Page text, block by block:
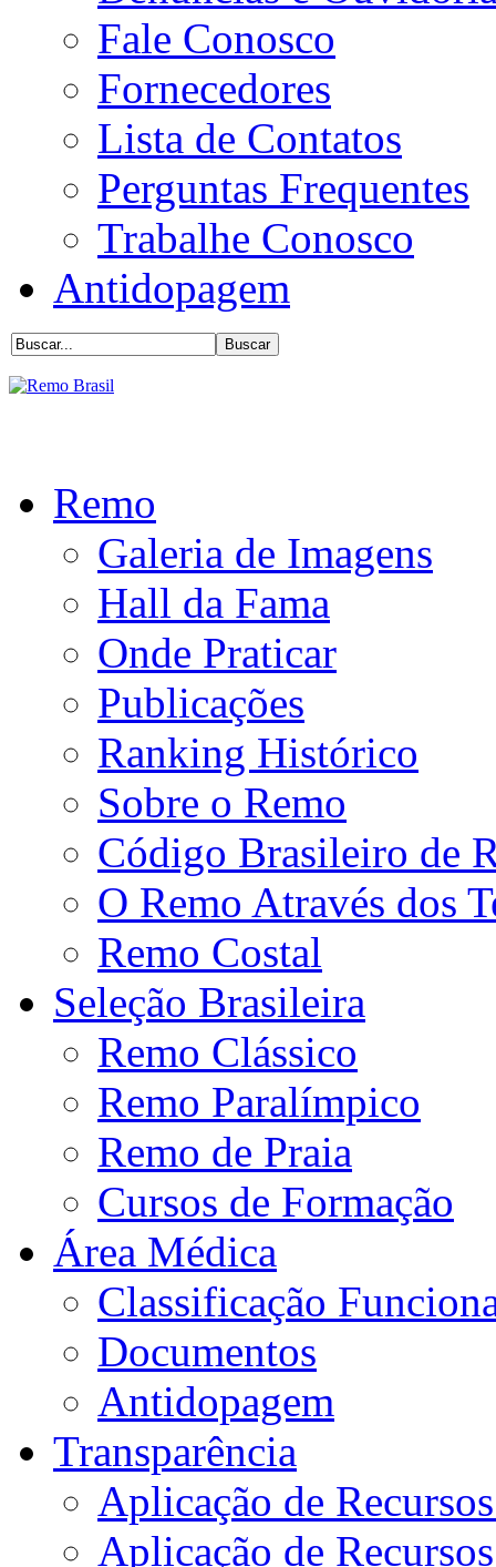
Fale Conosco
Fornecedores
Lista de Contatos
Perguntas Frequentes
Trabalhe Conosco
Antidopagem
Remo
Galeria de Imagens
Hall da Fama
Onde Praticar
Publicações
Ranking Histórico
Sobre o Remo
Código Brasileiro de
O Remo Através dos
Remo Costal
Seleção Brasileira
Remo Clássico
Remo Paralímpico
Remo de Praia
Cursos de Formação
Área Médica
Classificação
Documentos
Antidopagem
Transparência
Aplicação de
Aplicação de